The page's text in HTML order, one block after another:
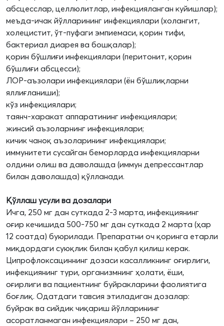
абсцесслар, целлюлитлар, инфекцияланган куйишлар);
меъда-ичак йўлларининг инфекциялари (холангит,
холецистит, ўт-пуфаги эмпиемаси, қорин тифи,
бактериал диарея ва бошқалар);
қорин бўшлиғи инфекциялари (перитонит, қорин
бўшлиғи абсцесси);
ЛОР-аъзолари инфекциялари (ён бўшлиқларни
яллиғланиши);
кўз инфекциялари;
таянч-харакат аппаратининг инфекциялари;
жинсий аъзоларнинг инфекциялари;
кичик чаноқ аъзоларининг инфекциялари;
иммунитети сусайган беморларда инфекцияларни
олдини олиш ва даволашда (иммун депрессантлар
билан даволашда) қўлланади.
Қўллаш усули ва дозалари
Ичга, 250 мг дан суткада 2-3 марта, инфекциянинг
оғир кечишида 500-750 мг дан суткада 2 марта (ҳар
12 соатда) буюрилади. Препаратни оч қоринга етарли
миқдордаги суюқлик билан қабул қилиш керак.
Ципрофлоксациннинг дозаси касалликнинг оғирлиги,
инфекциянинг тури, организмнинг ҳолати, ёши,
оғирлиги ва пациентнинг буйракларини фаолиятига
боғлиқ. Одатдаги тавсия этиладиган дозалар:
буйрак ва сийдик чиқариш йўлларининг
асоратланмаган инфекциялари – 250 мг дан,